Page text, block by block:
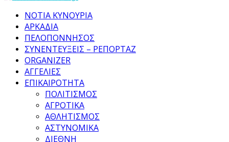
ΝΟΤΙΑ ΚΥΝΟΥΡΙΑ
ΑΡΚΑΔΙΑ
ΠΕΛΟΠΟΝΝΗΣΟΣ
ΣΥΝΕΝΤΕΥΞΕΙΣ – ΡΕΠΟΡΤΑΖ
ORGANIZER
ΑΓΓΕΛΙΕΣ
ΕΠΙΚΑΙΡΟΤΗΤΑ
ΠΟΛΙΤΙΣΜΟΣ
ΑΓΡΟΤΙΚΑ
ΑΘΛΗΤΙΣΜΟΣ
ΑΣΤΥΝΟΜΙΚΑ
ΔΙΕΘΝΗ